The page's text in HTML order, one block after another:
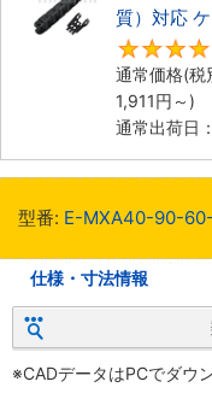
質）対応
ナップ開閉
通常価格(税
1,911円 ～)
通常出荷日
型番: E-MXA40-90-
仕様・寸法情報
※CADデータはPCでダウ